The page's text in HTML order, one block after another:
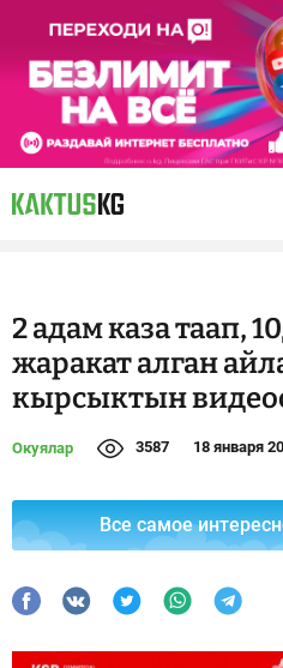
2 адам каза таап,
жаракат алган
кырсыктын
Окуялар 3587 18 января
Все самое